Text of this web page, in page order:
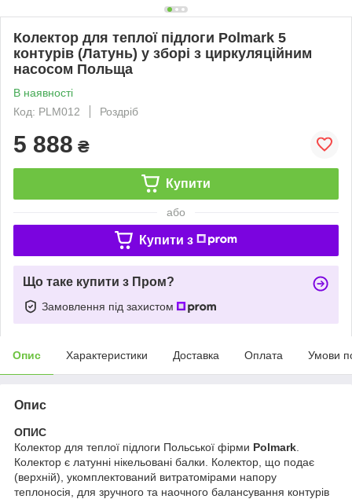
Колектор для теплої підлоги Polmark 5
контурів (Латунь) у зборі з циркуляційним
насосом Польща
В наявності
Код: PLM012
Роздріб
5 888 ₴
Купити
або
Купити з
Що таке купити з Пром?
Замовлення під захистом
Опис Характеристики Доставка Оплата Умови
Опис
ОПИС
Колектор для теплої підлоги Польської фірми Polmark
Колектор є латунні нікельовані балки. Колектор, що подає
(верхній), укомплектований витратомірами напору
теплоносія, для зручного та наочного балансування контурів